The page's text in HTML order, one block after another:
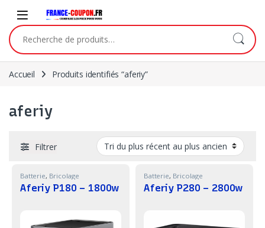
Recherche pour :
Accueil Produits identifiés “aferiy”
aferiy
Filtrer
Batterie, Bricolage
Aferiy P180 – 1800w
Batterie, Bricolage
Aferiy P280 – 2800w